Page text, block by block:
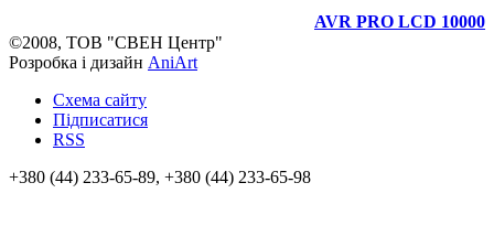
AVR PRO LCD 10000
©2008, ТОВ "СВЕН Центр"
Розробка і дизайн AniArt
Схема сайту
Підписатися
RSS
+380 (44) 233-65-89, +380 (44) 233-65-98